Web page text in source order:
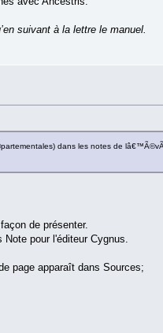
suivant à la lettre le manuel.
dans les notes de
de présenter.
pour l'éditeur Cygnus.
page apparaît dans Sources;